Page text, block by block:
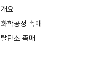
개요
화학공정 촉매
탈탄소 촉매